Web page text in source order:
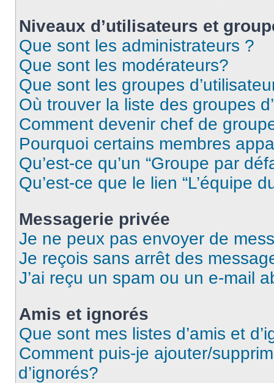
Niveaux d’utilisateurs et
Que sont les administrateurs ?
Que sont les modérateurs?
Que sont les groupes
Où trouver la liste des groupes
Comment devenir chef de
Pourquoi certains membres
Qu’est-ce qu’un “Groupe par
Qu’est-ce que le lien “L’équipe
Messagerie privée
Je ne peux pas envoyer de
Je reçois sans arrêt des
J’ai reçu un spam ou un e-mail
Amis et ignorés
Que sont mes listes d’amis et
Comment puis-je ajouter/
d’ignorés?